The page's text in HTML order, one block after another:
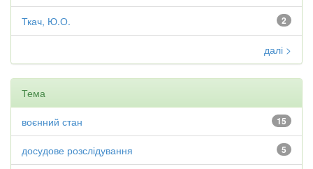
2
Ткач, Ю.О.
далі >
Тема
15
воєнний стан
5
досудове розслідування